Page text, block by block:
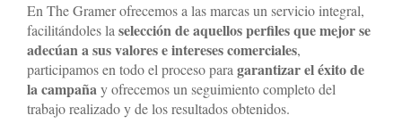
En The Gramer ofrecemos a las marcas un servicio integral,
facilitándoles la selección de aquellos perfiles que mejor se
adecúan a sus valores e intereses comerciales,
participamos en todo el proceso para garantizar el éxito de
la campañay ofrecemos un seguimiento completo del
trabajo realizado y de los resultados obtenidos.